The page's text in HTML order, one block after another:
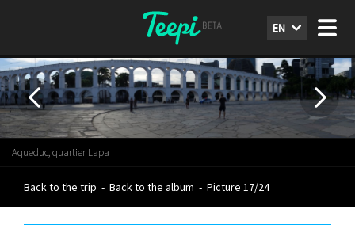
EN
Aqueduc, quartier Lapa
Back to the trip - Back to the album - Picture 17/24